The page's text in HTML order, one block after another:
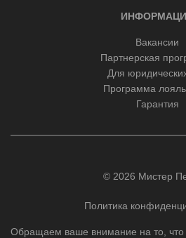
Вакансии
Партнерская
Для
Программа
Гарантия
© 2026 Мистер
Политика
Обращаем ваше внимание на то, что